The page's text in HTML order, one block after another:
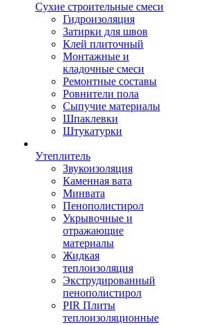
Сухие строительные смеси
Гидроизоляция
Затирки для швов
Клей плиточный
Монтажные и
кладочные смеси
Ремонтные составы
Ровнители пола
Сыпучие материалы
Шпаклевки
Штукатурки
Утеплитель
Звукоизоляция
Каменная вата
Минвата
Пенополистирол
Укрывочные и
отражающие
материалы
Жидкая
теплоизоляция
Экструдированный
пенополистирол
PIR Плиты
теплоизоляционные